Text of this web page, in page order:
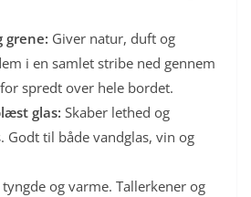
grene: Giver natur, duft og
i en samlet stribe ned gennem
spredt over hele bordet.
glas: Skaber lethed og
Godt til både vandglas, vin og
og varme. Tallerkener og